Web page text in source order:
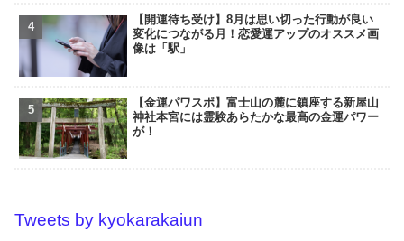
【開運待ち受け】8月は思い切った行動が良い
変化につながる月！恋愛運アップのオススメ画
像は「駅」
【金運パワスポ】富士山の麓に鎮座する新屋山
神社本宮には霊験あらたかな最高の金運パワー
が！
Tweets by kyokarakaiun